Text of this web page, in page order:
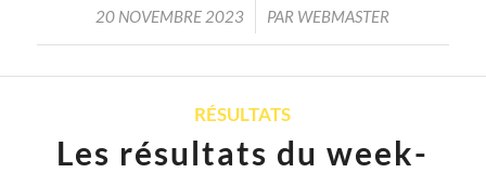
20 NOVEMBRE 2023
/ PAR WEBMASTER
RÉSULTATS
Les résultats du week-